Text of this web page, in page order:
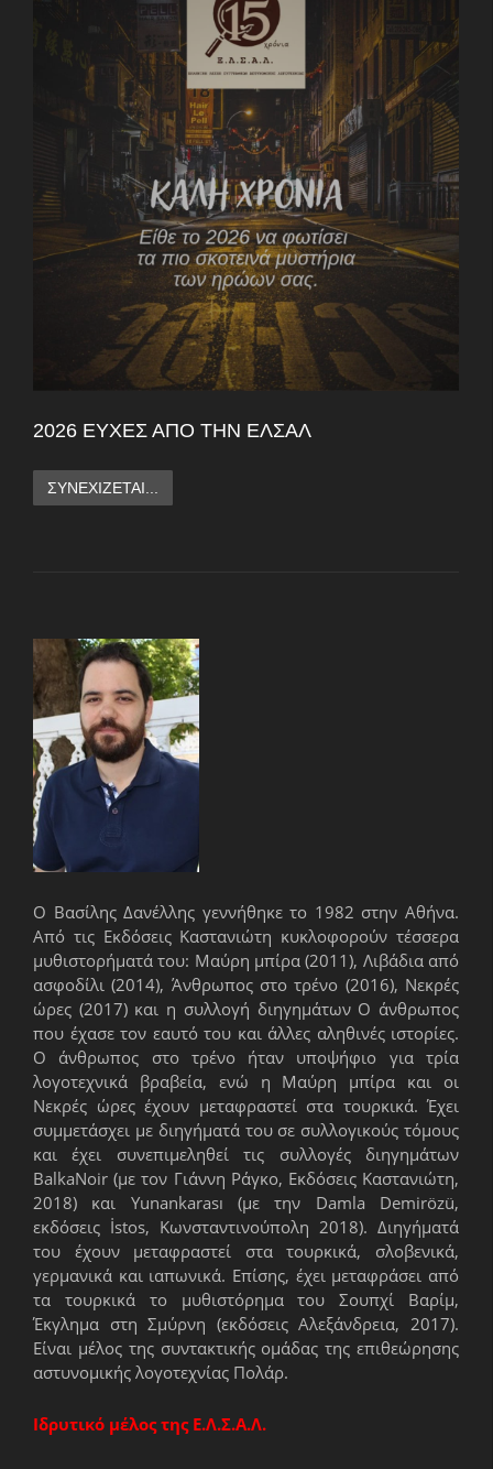
2026 ΕΥΧΈΣ ΑΠΌ ΤΗΝ ΕΛΣΑΛ
ΣΥΝΕΧΊΖΕΤΑΙ...
Ο Βασίλης Δανέλλης γεννήθηκε το 1982 στην Αθήνα.
Από τις Εκδόσεις Καστανιώτη κυκλοφορούν τέσσερα
μυθιστορήματά του: Μαύρη μπίρα (2011), Λιβάδια από
ασφοδίλι (2014), Άνθρωπος στο τρένο (2016), Νεκρές
ώρες (2017) και η συλλογή διηγημάτων Ο άνθρωπος
που έχασε τον εαυτό του και άλλες αληθινές ιστορίες.
Ο άνθρωπος στο τρένο ήταν υποψήφιο για τρία
λογοτεχνικά βραβεία, ενώ η Μαύρη μπίρα και οι
Νεκρές ώρες έχουν μεταφραστεί στα τουρκικά. Έχει
συμμετάσχει με διηγήματά του σε συλλογικούς τόμους
και έχει συνεπιμεληθεί τις συλλογές διηγημάτων
BalkaNoir (με τον Γιάννη Ράγκο, Εκδόσεις Καστανιώτη,
2018) και Yunankarası (με την Damla Demirözü,
εκδόσεις İstos, Κωνσταντινούπολη 2018). Διηγήματά
του έχουν μεταφραστεί στα τουρκικά, σλοβενικά,
γερμανικά και ιαπωνικά. Επίσης, έχει μεταφράσει από
τα τουρκικά το μυθιστόρημα του Σουπχί Βαρίμ,
Έκγλημα στη Σμύρνη (εκδόσεις Αλεξάνδρεια, 2017).
Είναι μέλος της συντακτικής ομάδας της επιθεώρησης
αστυνομικής λογοτεχνίας Πολάρ.
Ιδρυτικό μέλος της Ε.Λ.Σ.Α.Λ.